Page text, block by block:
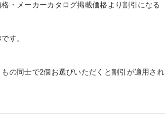
・メーカーカタログ掲載価格より割引になる
す。
の同士で2個お選びいただくと割引が適用され